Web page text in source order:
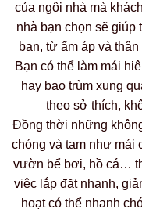
của ngôi nhà mà
nhà bạn chọn sẽ giúp
bạn, từ ấm áp và
Bạn có thể làm mái
hay bao trùm xung
theo sở thích,
Đồng thời những
chóng và tạm như mái
vườn bể bơi, hồ cá…
việc lắp đặt nhanh,
hoạt có thể nhanh